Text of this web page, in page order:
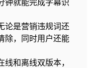
钟就能完成字幕识
论是营销违规词还
除，同时用户还能
和离线双版本，